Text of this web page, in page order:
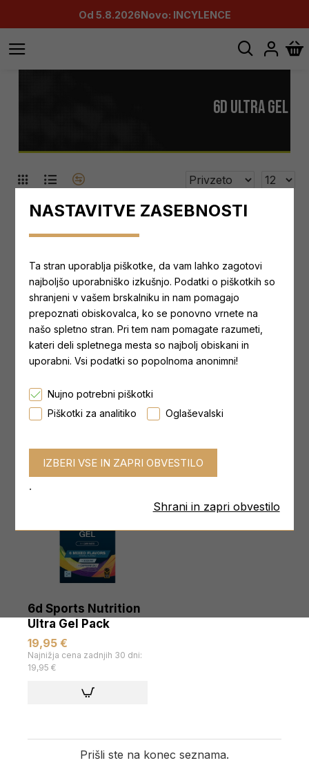
Od 5.8.2026Novo: INCYLENCE
6D ULTRA GEL
6d Sports Nutrition
Ultra Gel
Najnižja cena zadnjih 30 dni:
od 3,65 €
6d Sports Nutrition
Ultra Gel + Caffeine
6d Sports Nutrition
Ultra Gel Pack
19,95 €
Najnižja cena zadnjih 30 dni:
19,95 €
Prišli ste na konec seznama.
NASTAVITVE ZASEBNOSTI
Ta stran uporablja piškotke, da vam lahko zagotovi
najboljšo uporabniško izkušnjo. Podatki o piškotkih so
shranjeni v vašem brskalniku in nam pomagajo
prepoznati obiskovalca, ko se ponovno vrnete na
našo spletno stran. Pri tem nam pomagate razumeti,
kateri deli spletnega mesta so najbolj obiskani in
uporabni. Vsi podatki so popolnoma anonimni!
Nujno potrebni piškotki
Piškotki za analitiko
Oglaševalski
Shrani in zapri obvestilo
.